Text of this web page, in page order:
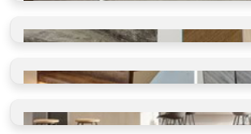
Ano, olepujeme i zdi
Ano, olepujeme i zdi
Vidět, cítit, vybrat